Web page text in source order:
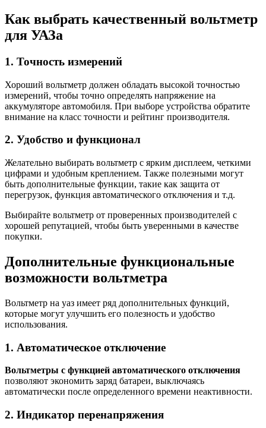
Как выбрать качественный вольтметр
для УАЗа
1. Точность измерений
Хороший вольтметр должен обладать высокой точностью
измерений, чтобы точно определять напряжение на
аккумуляторе автомобиля. При выборе устройства обратите
внимание на класс точности и рейтинг производителя.
2. Удобство и функционал
Желательно выбирать вольтметр с ярким дисплеем, четкими
цифрами и удобным креплением. Также полезными могут
быть дополнительные функции, такие как защита от
перегрузок, функция автоматического отключения и т.д.
Выбирайте вольтметр от проверенных производителей с
хорошей репутацией, чтобы быть уверенными в качестве
покупки.
Дополнительные функциональные
возможности вольтметра
Вольтметр на уаз имеет ряд дополнительных функций,
которые могут улучшить его полезность и удобство
использования.
1. Автоматическое отключение
Вольтметры с функцией автоматического отключения
позволяют экономить заряд батареи, выключаясь
автоматически после определенного времени неактивности.
2. Индикатор перенапряжения